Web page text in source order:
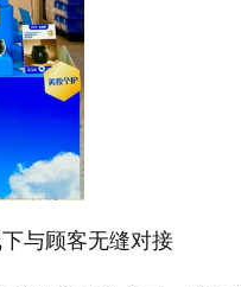
与顾客无缝对接